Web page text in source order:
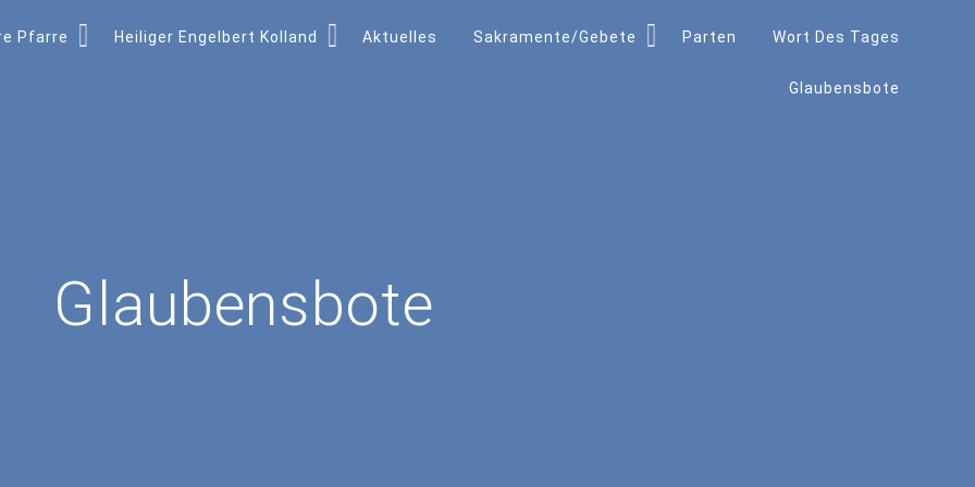
Pfarre Heiliger Engelbert Kolland Aktuelles Sakramente/Gebete Parten Wort Des Tages
Glaubensbote
Glaubensbote